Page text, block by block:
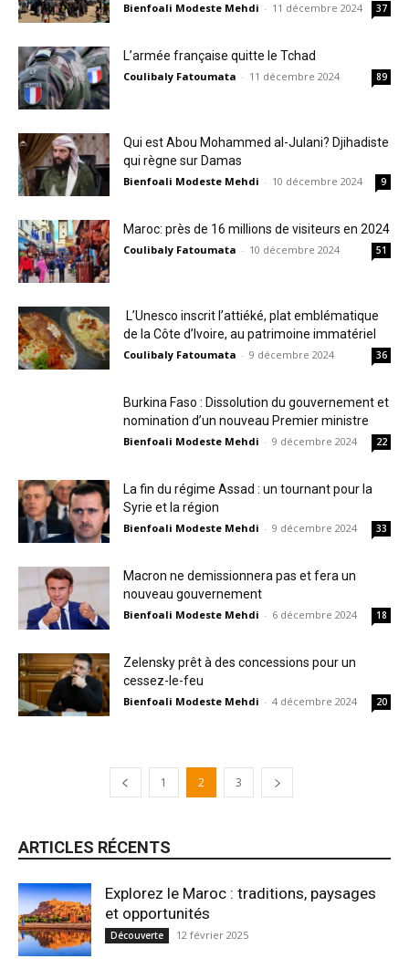
Bienfoali Modeste Mehdi - 11 décembre 2024 37
L’armée française quitte le Tchad
Coulibaly Fatoumata - 11 décembre 2024 89
Qui est Abou Mohammed al-Julani? Djihadiste
qui règne sur Damas
Bienfoali Modeste Mehdi - 10 décembre 2024 9
Maroc: près de 16 millions de visiteurs en 2024
Coulibaly Fatoumata - 10 décembre 2024 51
L’Unesco inscrit l’attiéké, plat emblématique
de la Côte d’Ivoire, au patrimoine immatériel
Coulibaly Fatoumata - 9 décembre 2024 36
Burkina Faso : Dissolution du gouvernement et
nomination d’un nouveau Premier ministre
Bienfoali Modeste Mehdi - 9 décembre 2024 22
La fin du régime Assad : un tournant pour la
Syrie et la région
Bienfoali Modeste Mehdi - 9 décembre 2024 33
Macron ne demissionnera pas et fera un
nouveau gouvernement
Bienfoali Modeste Mehdi - 6 décembre 2024 18
Zelensky prêt à des concessions pour un
cessez-le-feu
Bienfoali Modeste Mehdi - 4 décembre 2024 20
1 2 3
ARTICLES RÉCENTS
Explorez le Maroc : traditions, paysages
et opportunités
Découverte 12 février 2025